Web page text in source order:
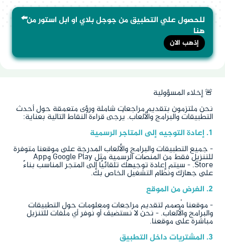
⬅️للحصول علي التطبيق من جوجل بلاي او ابل استور من
هنا
إذهب الان
🚨 إخلاء المسؤولية
نحن ملتزمون بتقديم مراجعات شاملة ورؤى متعمقة حول أحدث
التطبيقات والبرامج والألعاب. يُرجى قراءة النقاط التالية بعناية:
1. إعادة التوجيه إلى المتاجر الرسمية
- جميع التطبيقات والبرامج والألعاب المدرجة على موقعنا متوفرة
للتنزيل فقط من المنصات الرسمية مثل Google Play وApp
Store. - سيتم إعادة توجيهك تلقائيًا إلى المتجر المناسب بناءً
على جهازك ونظام التشغيل الخاص بك.
2. الغرض من الموقع
- موقعنا مُصمم لتقديم مراجعات ومعلومات حول التطبيقات
والبرامج والألعاب. - نحن لا نستضيف أو نوفر أي ملفات للتنزيل
مباشرة على موقعنا.
3. المشتريات داخل التطبيق